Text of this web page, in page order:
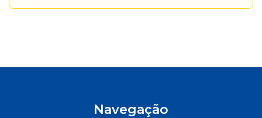
Navegação